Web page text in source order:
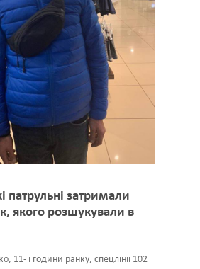
патрульні затримали
якого розшукували в
11- ї години ранку, спецлінії 102